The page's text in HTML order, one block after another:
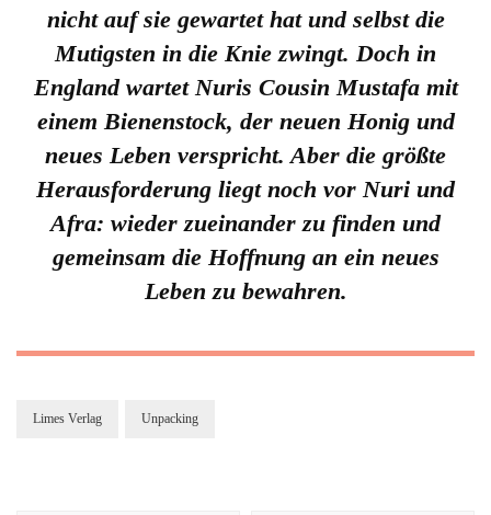
nicht auf sie gewartet hat und selbst die
Mutigsten in die Knie zwingt. Doch in
England wartet Nuris Cousin Mustafa mit
einem Bienenstock, der neuen Honig und
neues Leben verspricht. Aber die größte
Herausforderung liegt noch vor Nuri und
Afra: wieder zueinander zu finden und
gemeinsam die Hoffnung an ein neues
Leben zu bewahren.
Limes Verlag Unpacking